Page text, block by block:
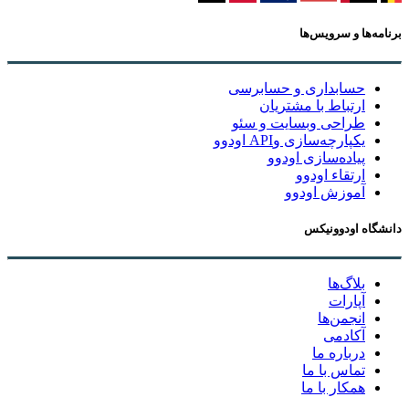
برنامه‌ها و سرویس‌ها
حسابداری و حسابرسی
ارتباط با مشتریان
طراحی وبسایت و سئو
یکپارچه‌سازی وAPI اودوو
پیاده‌سازی اودوو
ارتقاء اودوو
آموزش اودوو
دانشگاه اودوونیکس
بلاگ‌ها
آپارات
انجمن‌ها
آکادمی
درباره ما
تماس با ما
همکار با ما